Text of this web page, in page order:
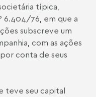
típica,
6.404/76, em que a
subscreve um
com as ações
conta de seus
teve seu capital